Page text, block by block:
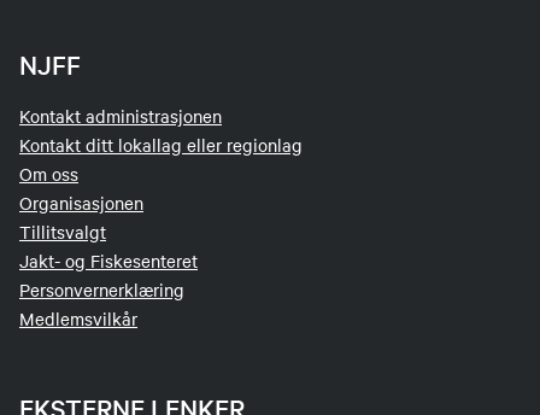
NJFF
Kontakt administrasjonen
Kontakt ditt lokallag eller regionlag
Om oss
Organisasjonen
Tillitsvalgt
Jakt- og Fiskesenteret
Personvernerklæring
Medlemsvilkår
EKSTERNE LENKER